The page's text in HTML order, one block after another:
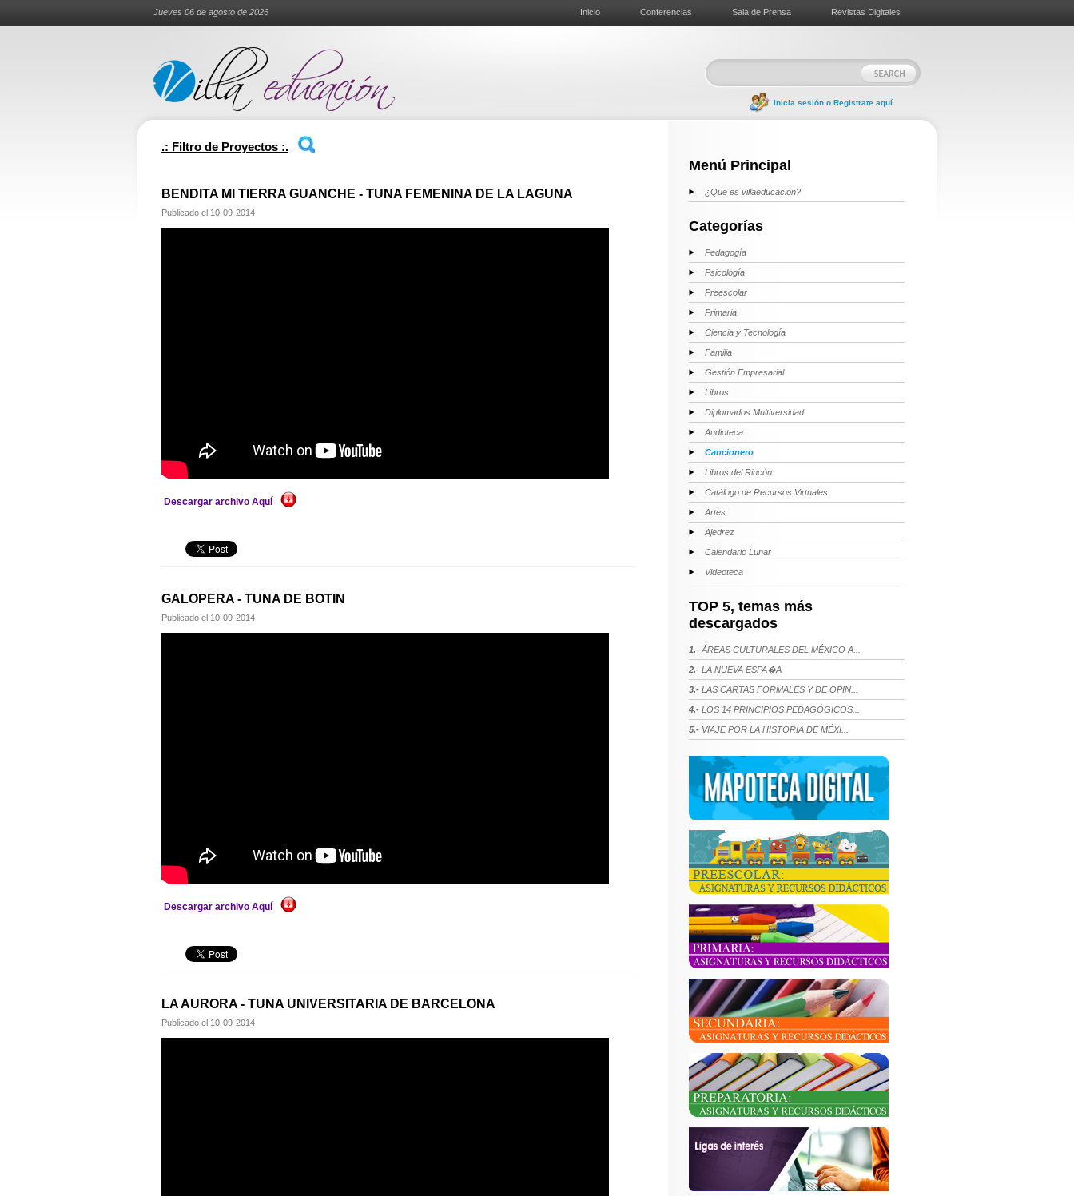
Jueves 06 de agosto de 2026 Inicio Conferencias Sala de Prensa Revistas Digitales
Inicia sesión o Registrate aquí
.: Filtro de Proyectos :.
BENDITA MI TIERRA GUANCHE - TUNA FEMENINA DE LA LAGUNA
Publicado el 10-09-2014
Descargar archivo Aquí
GALOPERA - TUNA DE BOTIN
Publicado el 10-09-2014
Descargar archivo Aquí
LA AURORA - TUNA UNIVERSITARIA DE BARCELONA
Publicado el 10-09-2014
Menú Principal
¿Qué es villaeducación?
Categorías
Pedagogía
Psicología
Preescolar
Primaria
Ciencia y Tecnología
Familia
Gestión Empresarial
Libros
Diplomados Multiversidad
Audioteca
Cancionero
Libros del Rincón
Catálogo de Recursos Virtuales
Artes
Ajedrez
Calendario Lunar
Videoteca
TOP 5, temas más
descargados
1.- ÁREAS CULTURALES DEL MÉXICO A...
2.- LA NUEVA ESPA�A
3.- LAS CARTAS FORMALES Y DE OPIN...
4.- LOS 14 PRINCIPIOS PEDAGÓGICOS...
5.- VIAJE POR LA HISTORIA DE MÉXI...